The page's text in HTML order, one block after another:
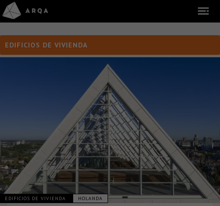
EDIFICIOS DE VIVIENDA
EDIFICIOS DE VIVIENDA HOLANDA